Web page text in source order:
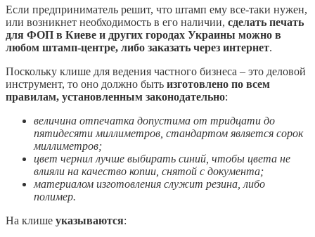
Если предприниматель решит, что штамп ему все-таки нужен,
или возникнет необходимость в его наличии, сделать печать
для ФОП в Киеве и других городах Украины можно в
любом штамп-центре, либо заказать через интернет.
Поскольку клише для ведения частного бизнеса – это деловой
инструмент, то оно должно быть изготовлено по всем
правилам, установленным законодательно:
величина отпечатка допустима от тридцати до
пятидесяти миллиметров, стандартом является сорок
миллиметров;
цвет чернил лучше выбирать синий, чтобы цвета не
влияли на качество копии, снятой с документа;
материалом изготовления служит резина, либо
полимер.
На клише указываются: